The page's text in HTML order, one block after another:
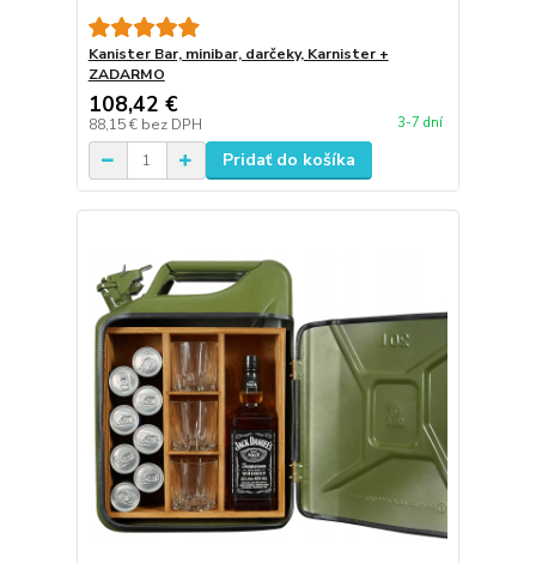
Kanister Bar, minibar, darčeky, Karnister +
ZADARMO
108,42 €
88,15 € bez DPH 3-7 dní
Pridať do košíka